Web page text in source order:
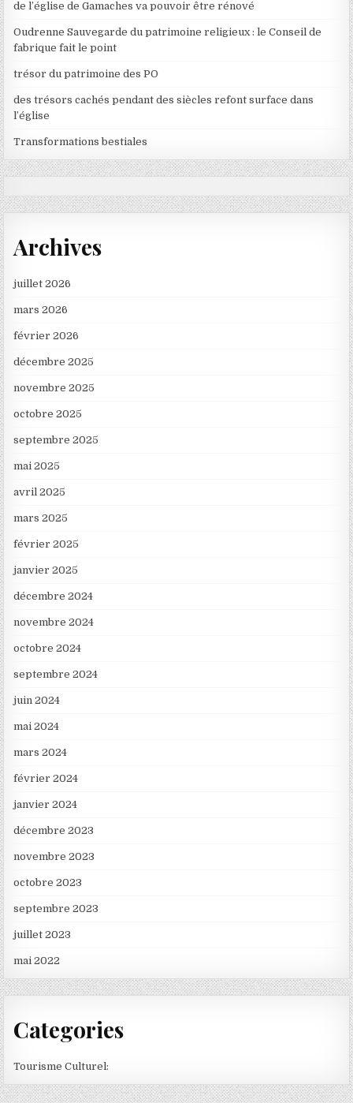
de l’église de Gamaches va pouvoir être rénové
Oudrenne Sauvegarde du patrimoine religieux : le Conseil de
fabrique fait le point
trésor du patrimoine des PO
des trésors cachés pendant des siècles refont surface dans
l’église
Transformations bestiales
Archives
juillet 2026
mars 2026
février 2026
décembre 2025
novembre 2025
octobre 2025
septembre 2025
mai 2025
avril 2025
mars 2025
février 2025
janvier 2025
décembre 2024
novembre 2024
octobre 2024
septembre 2024
juin 2024
mai 2024
mars 2024
février 2024
janvier 2024
décembre 2023
novembre 2023
octobre 2023
septembre 2023
juillet 2023
mai 2022
Categories
Tourisme Culturel: